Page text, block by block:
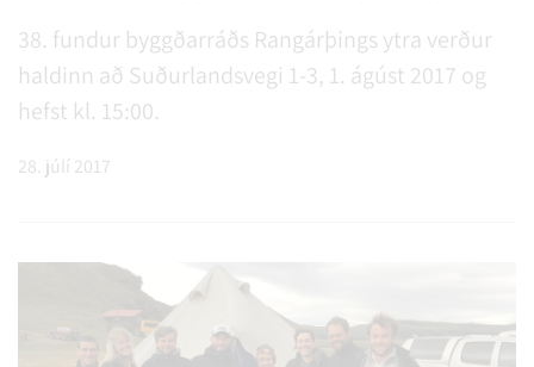
38. fundur byggðarráðs Rangárþings ytra verður
haldinn að Suðurlandsvegi 1-3, 1. ágúst 2017 og
hefst kl. 15:00.
28. júlí 2017